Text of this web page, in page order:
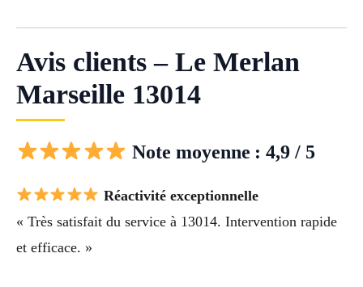
Avis clients – Le Merlan
Marseille 13014
Note moyenne : 4,9 / 5
Réactivité exceptionnelle
« Très satisfait du service à 13014. Intervention rapide
et efficace. »